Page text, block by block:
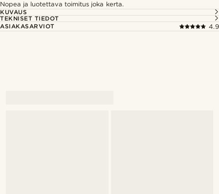
Nopea ja luotettava toimitus joka kerta.
KUVAUS
TEKNISET TIEDOT
ASIAKASARVIOT
4.9